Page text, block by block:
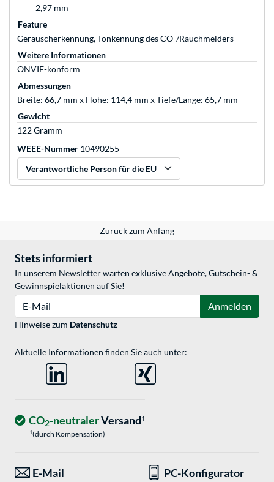
2,97 mm
Feature
Geräuscherkennung, Tonkennung des CO-/Rauchmelders
Weitere Informationen
ONVIF-konform
Abmessungen
Breite: 66,7 mm x Höhe: 114,4 mm x Tiefe/Länge: 65,7 mm
Gewicht
122 Gramm
WEEE-Nummer 10490255
Verantwortliche Person für die EU
Zurück zum Anfang
Stets informiert
In unserem Newsletter warten exklusive Angebote, Gutschein- &
Gewinnspielaktionen auf Sie!
Anmelden
Hinweise zum Datenschutz
Aktuelle Informationen finden Sie auch unter:
CO2-neutralerVersand1
1(durch Kompensation)
E-Mail PC-Konfigurator